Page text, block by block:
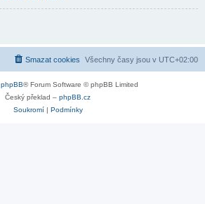
Všechny časy jsou v UTC+02:00
Smazat cookies
phpBB® Forum Software © phpBB Limited
Český překlad – phpBB.cz
Soukromí| Podmínky